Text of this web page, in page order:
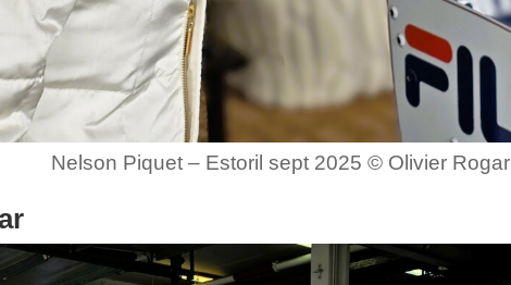
Nelson Piquet – Estoril sept 2025 © Olivier Rogar